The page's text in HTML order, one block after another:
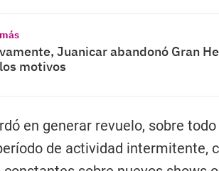
Juanicar abandonó Gran
motivos
en generar revuelo, sobre
de actividad intermitente,